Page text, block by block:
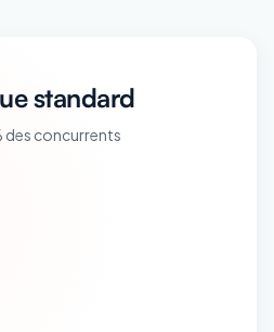
standard
des concurrents